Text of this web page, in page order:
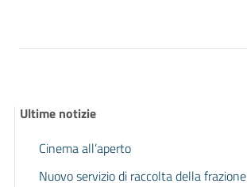
Ultime notizie
Cinema all’aperto
Nuovo servizio di raccolta della